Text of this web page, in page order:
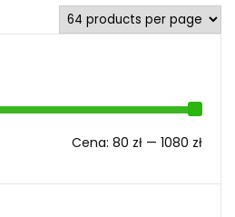
Cena
Cena
Cena: 80 zł — 1080 zł